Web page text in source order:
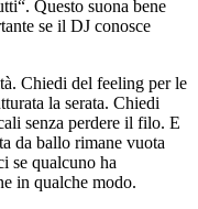
Questo suona bene
se il DJ conosce
Chiedi del feeling per le
la serata. Chiedi
senza perdere il filo. E
da ballo rimane vuota
se qualcuno ha
in qualche modo.